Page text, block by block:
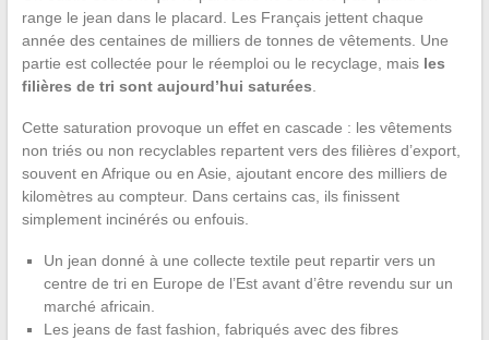
range le jean dans le placard. Les Français jettent chaque
année des centaines de milliers de tonnes de vêtements. Une
partie est collectée pour le réemploi ou le recyclage, mais les
filières de tri sont aujourd’hui saturées.
Cette saturation provoque un effet en cascade : les vêtements
non triés ou non recyclables repartent vers des filières d’export,
souvent en Afrique ou en Asie, ajoutant encore des milliers de
kilomètres au compteur. Dans certains cas, ils finissent
simplement incinérés ou enfouis.
Un jean donné à une collecte textile peut repartir vers un
centre de tri en Europe de l’Est avant d’être revendu sur un
marché africain.
Les jeans de fast fashion, fabriqués avec des fibres